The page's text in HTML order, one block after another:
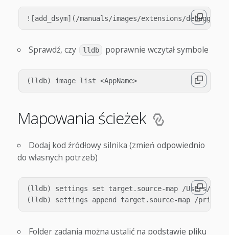
Sprawdź, czy lldb poprawnie wczytał symbole
Mapowania ścieżek
Dodaj kod źródłowy silnika (zmień odpowiednio
do własnych potrzeb)
(lldb) settings set target.source-map /Users/
Folder zadania można ustalić na podstawie pliku